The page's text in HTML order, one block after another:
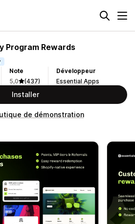
Program Rewards
Note
5,0
(437)
Développeur
Essential Apps
Installer
de démonstration